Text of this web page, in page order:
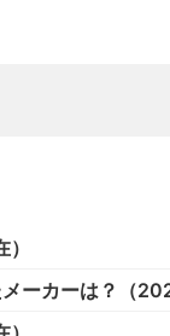
ーカーは？（